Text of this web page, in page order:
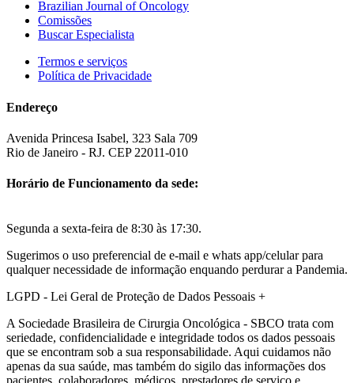
Brazilian Journal of Oncology
Comissões
Buscar Especialista
Termos e serviços
Política de Privacidade
Endereço
Avenida Princesa Isabel, 323 Sala 709
Rio de Janeiro - RJ. CEP 22011-010
Horário de Funcionamento da sede:
Segunda a sexta-feira de 8:30 às 17:30.
Sugerimos o uso preferencial de e-mail e whats app/celular para
qualquer necessidade de informação enquando perdurar a Pandemia.
LGPD - Lei Geral de Proteção de Dados Pessoais +
A Sociedade Brasileira de Cirurgia Oncológica - SBCO trata com
seriedade, confidencialidade e integridade todos os dados pessoais
que se encontram sob a sua responsabilidade. Aqui cuidamos não
apenas da sua saúde, mas também do sigilo das informações dos